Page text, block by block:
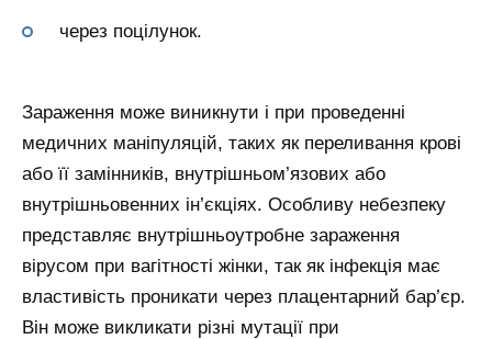
через поцілунок.
Зараження може виникнути і при проведенні
медичних маніпуляцій, таких як переливання крові
або її замінників, внутрішньом’язових або
внутрішньовенних ін’єкціях. Особливу небезпеку
представляє внутрішньоутробне зараження
вірусом при вагітності жінки, так як інфекція має
властивість проникати через плацентарний бар’єр.
Він може викликати різні мутації при